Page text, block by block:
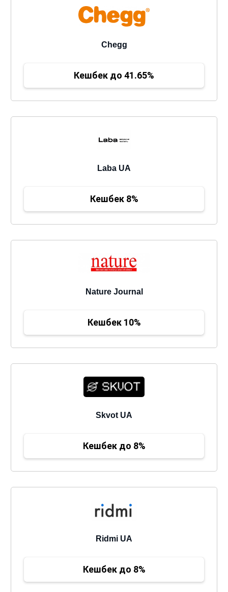
Chegg
Кешбек до 41.65%
Laba UA
Кешбек 8%
Nature Journal
Кешбек 10%
Skvot UA
Кешбек до 8%
Ridmi UA
Кешбек до 8%